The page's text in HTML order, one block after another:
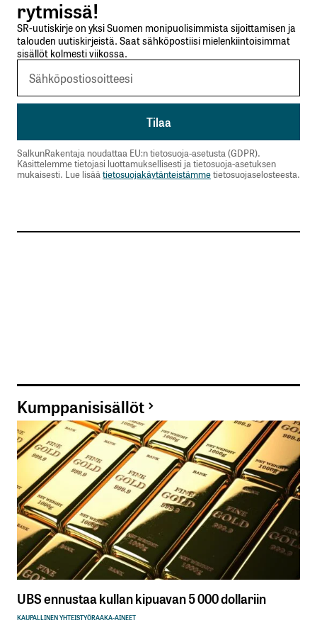
rytmissä!
SR-uutiskirje on yksi Suomen monipuolisimmista sijoittamisen ja
talouden uutiskirjeistä. Saat sähköpostiisi mielenkiintoisimmat
sisällöt kolmesti viikossa.
SalkunRakentaja noudattaa EU:n tietosuoja-asetusta (GDPR).
Käsittelemme tietojasi luottamuksellisesti ja tietosuoja-asetuksen
mukaisesti. Lue lisäätietosuojakäytänteistämmetietosuojaselosteesta.
Kumppanisisällöt
UBS ennustaa kullan kipuavan 5 000 dollariin
KAUPALLINEN YHTEISTYÖRAAKA-AINEET